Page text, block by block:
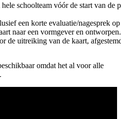
schoolteam vóór de start van de
een korte evaluatie/nagesprek
naar een vormgever en ontworpen.
de uitreiking van de kaart,
omdat het al voor alle